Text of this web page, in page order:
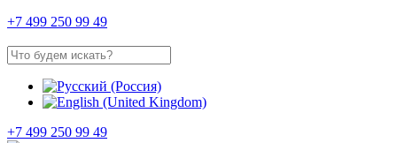
+7 499 250 99 49
+7 499 250 99 49